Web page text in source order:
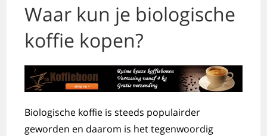
Waar kun je biologische
koffie kopen?
Biologische koffie is steeds populairder
geworden en daarom is het tegenwoordig